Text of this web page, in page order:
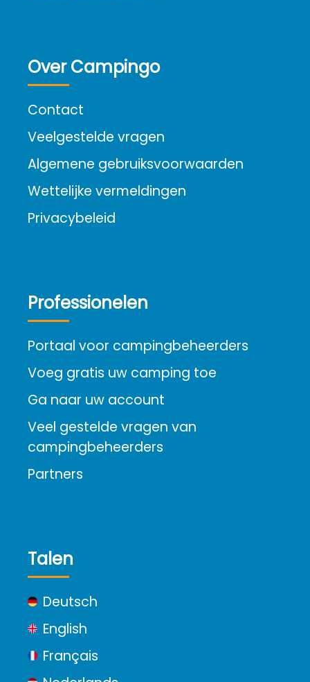
Over Campingo
Contact
Veelgestelde vragen
Algemene gebruiksvoorwaarden
Wettelijke vermeldingen
Privacybeleid
Professionelen
Portaal voor campingbeheerders
Voeg gratis uw camping toe
Ga naar uw account
Veel gestelde vragen van
campingbeheerders
Partners
Talen
Deutsch
English
Français